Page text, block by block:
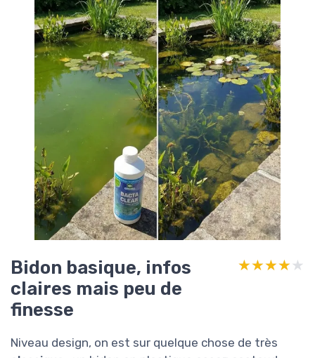
Bidon basique, infos
claires mais peu de
finesse
★★★★★
★★★★★
Niveau design, on est sur quelque chose de très